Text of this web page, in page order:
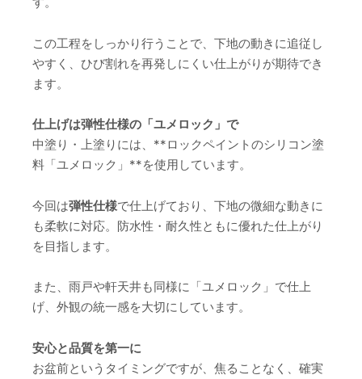
この工程をしっかり行うことで、下地の動きに追従し
やすく、ひび割れを再発しにくい仕上がりが期待でき
ます。
仕上げは弾性仕様の「ユメロック」で
中塗り・上塗りには、**ロックペイントのシリコン塗
料「ユメロック」**を使用しています。
今回は弾性仕様で仕上げており、下地の微細な動きに
も柔軟に対応。防水性・耐久性ともに優れた仕上がり
を目指します。
また、雨戸や軒天井も同様に「ユメロック」で仕上
げ、外観の統一感を大切にしています。
安心と品質を第一に
お盆前というタイミングですが、焦ることなく、確実